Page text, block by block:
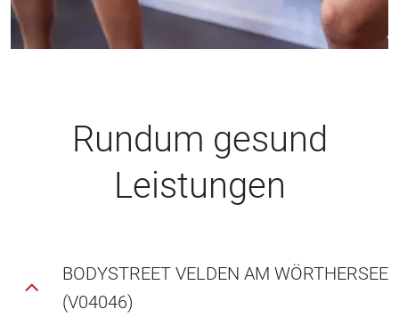
Rundum gesund
Leistungen
BODYSTREET VELDEN AM WÖRTHERSEE
(V04046)